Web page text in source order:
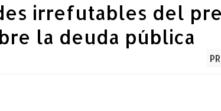
irrefutables del
la deuda pública